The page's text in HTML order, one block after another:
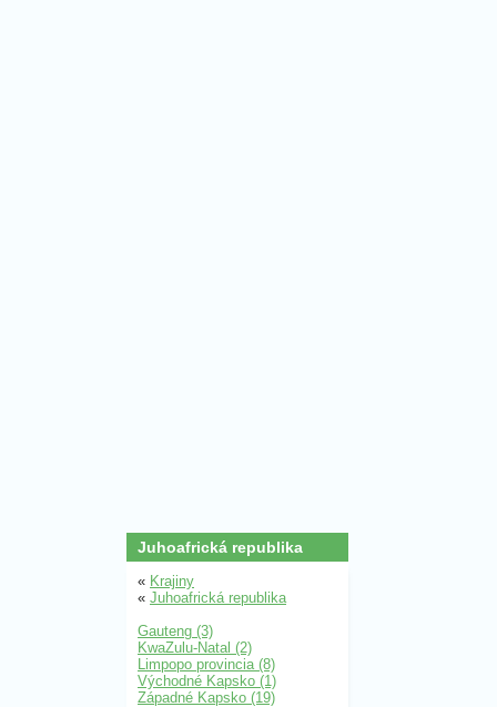
Juhoafrická republika
« Krajiny
« Juhoafrická republika
Gauteng (3)
KwaZulu-Natal (2)
Limpopo provincia (8)
Východné Kapsko (1)
Západné Kapsko (19)